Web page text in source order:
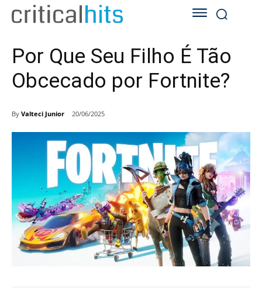
Por Que Seu Filho É Tão
Obcecado por Fortnite?
By Valteci Junior 20/06/2025